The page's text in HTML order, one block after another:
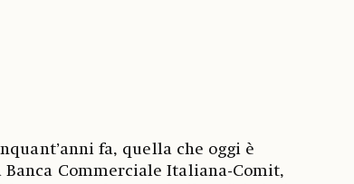
fa, quella che oggi è
Banca Commerciale Italiana-Comit,